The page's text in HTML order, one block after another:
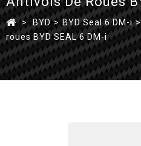
> BYD > BYD Seal 6 DM-i >
roues BYD SEAL 6 DM-i